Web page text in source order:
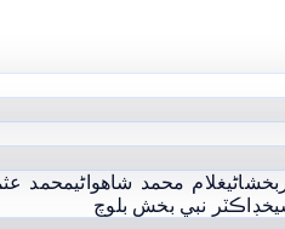
غلام محمد شاھواڻيمحمد
ڊاڪٽر نبي بخش بلوچ